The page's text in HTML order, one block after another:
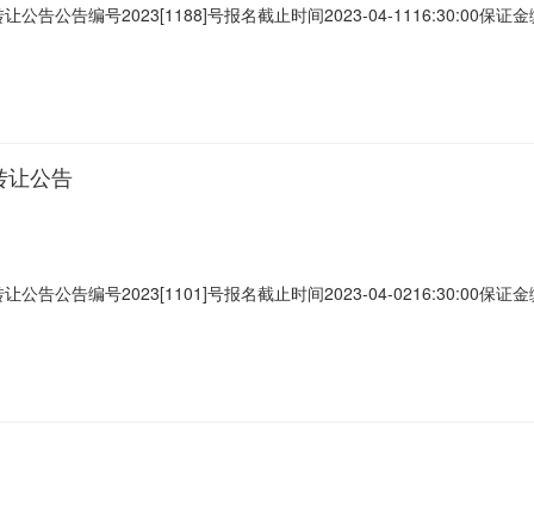
公告公告编号2023[1188]号报名截止时间2023-04-1116:30:00保证
3.定约后,需按转让方要求安排人力\车辆\工具并及时对货物进行打包\
让公告
公告公告编号2023[1101]号报名截止时间2023-04-0216:30:00保证
3.定约后,需按转让方要求安排人力\车辆\工具并及时对货物进行打包\